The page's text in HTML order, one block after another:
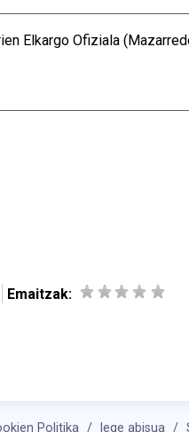
Elkargo Ofiziala
Emaitzak:
Politika lege abisua